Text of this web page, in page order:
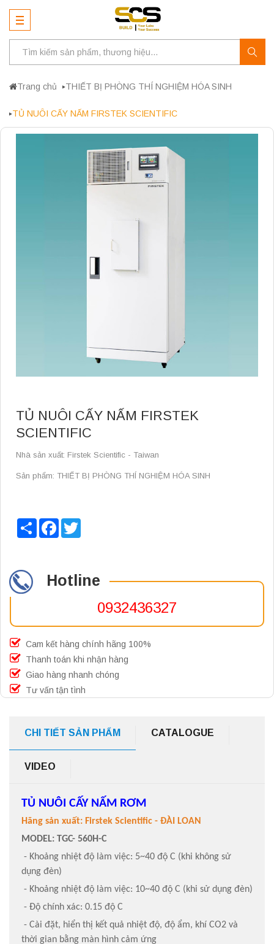
Trang chủ THIẾT BỊ PHÒNG THÍ NGHIỆM HÓA SINH
TỦ NUÔI CẤY NẤM FIRSTEK SCIENTIFIC
TỦ NUÔI CẤY NẤM FIRSTEK
SCIENTIFIC
Nhà sản xuất: Firstek Scientific - Taiwan
Sản phẩm: THIẾT BỊ PHÒNG THÍ NGHIỆM HÓA SINH
Share Facebook
Hotline
0932436327
Cam kết hàng chính hãng 100%
Thanh toán khi nhận hàng
Giao hàng nhanh chóng
Tư vấn tận tình
CHI TIẾT SẢN PHẨM CATALOGUE
VIDEO
TỦ NUÔI CẤY NẤM RƠM
Hãng sản xuất: Firstek Scientific - ĐÀI LOAN
MODEL: TGC- 560H-C
- Khoảng nhiệt độ làm việc: 5~40 độ C (khi không sử
dụng đèn)
- Khoảng nhiệt độ làm việc: 10~40 độ C (khi sử dụng đèn)
- Độ chính xác: 0.15 độ C
- Cài đặt, hiển thị kết quả nhiệt độ, độ ẩm, khí CO2 và
thời gian bằng màn hình cảm ứng